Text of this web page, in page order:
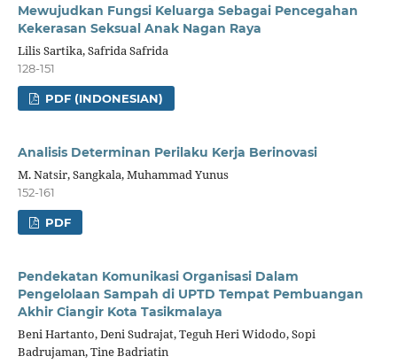
Mewujudkan Fungsi Keluarga Sebagai Pencegahan
Kekerasan Seksual Anak Nagan Raya
Lilis Sartika, Safrida Safrida
128-151
PDF (INDONESIAN)
Analisis Determinan Perilaku Kerja Berinovasi
M. Natsir, Sangkala, Muhammad Yunus
152-161
PDF
Pendekatan Komunikasi Organisasi Dalam
Pengelolaan Sampah di UPTD Tempat Pembuangan
Akhir Ciangir Kota Tasikmalaya
Beni Hartanto, Deni Sudrajat, Teguh Heri Widodo, Sopi
Badrujaman, Tine Badriatin